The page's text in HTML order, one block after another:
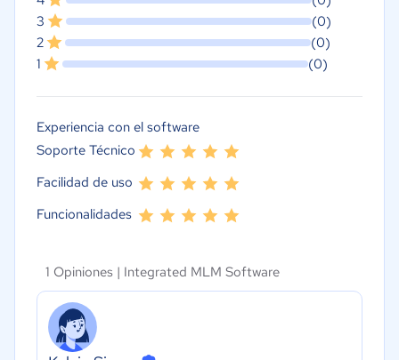
3
(0)
2
(0)
1
(0)
Experiencia con el software
Soporte Técnico
Facilidad de uso
Funcionalidades
1 Opiniones | Integrated MLM Software